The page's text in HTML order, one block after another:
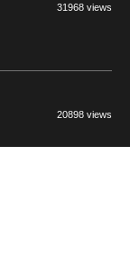
31968 views
20898 views